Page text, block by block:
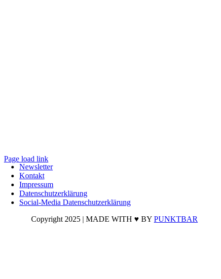
Newsletter
Kontakt
Impressum
Datenschutzerklärung
Social-Media Datenschutzerklärung
Copyright 2025 | MADE WITH ♥ BY PUNKTBAR
Page load link
Nach
oben